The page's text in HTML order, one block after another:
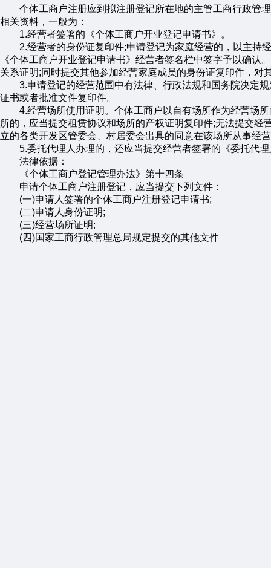
个体工商户注册应到拟注册登记所在地的主管工商行政管
相关资料，一般为：
1.经营者签署的《个体工商户开业登记申请书》。
2.经营者的身份证复印件;申请登记为家庭经营的，以主持
《个体工商户开业登记申请书》经营者签名栏中签字予以确认
关系证明;同时提交其他参加经营家庭成员的身份证复印件，对
3.申请登记的经营范围中有法律、行政法规和国务院决定规
证书或者批准文件复印件。
4.经营场所使用证明。个体工商户以自有场所作为经营场所
所的，应当提交租赁协议和场所的产权证明复印件;无法提交
立的各类开发区管委会、村居委会出具的同意在该场所从事经
5.委托代理人办理的，还应当提交经营者签署的《委托代理
法律依据：
《个体工商户登记管理办法》第十四条
申请个体工商户注册登记，应当提交下列文件：
(一)申请人签署的个体工商户注册登记申请书;
(二)申请人身份证明;
(三)经营场所证明;
(四)国家工商行政管理总局规定提交的其他文件